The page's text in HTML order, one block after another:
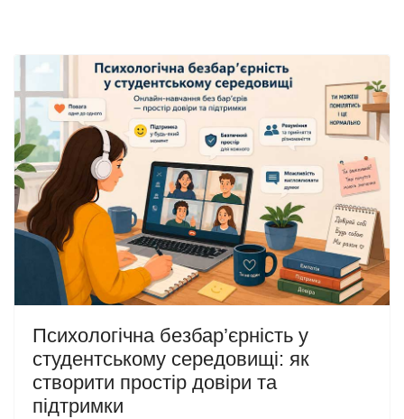
Психологічна безбар’єрність у
студентському середовищі: як
створити простір довіри та
підтримки